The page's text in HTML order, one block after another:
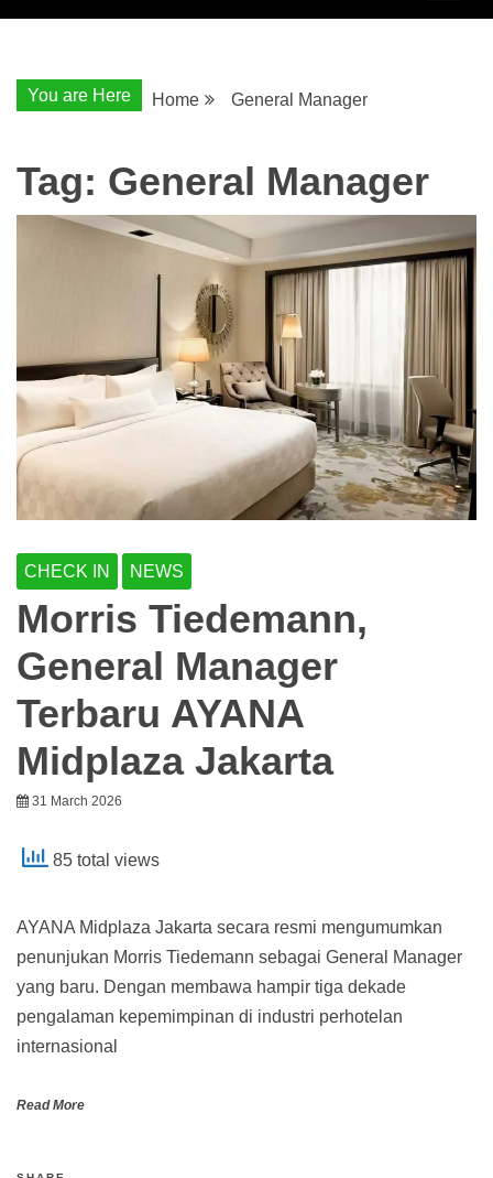
You are Here Home General Manager
Tag: General Manager
CHECK IN NEWS
Morris Tiedemann,
General Manager
Terbaru AYANA
Midplaza Jakarta
31 March 2026
85 total views
AYANA Midplaza Jakarta secara resmi mengumumkan
penunjukan Morris Tiedemann sebagai General Manager
yang baru. Dengan membawa hampir tiga dekade
pengalaman kepemimpinan di industri perhotelan
internasional
Read More